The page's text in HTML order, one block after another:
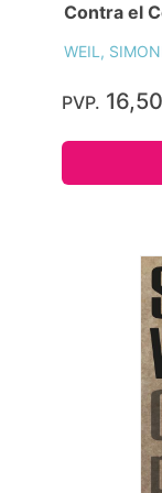
Contra el
WEIL,
PVP.